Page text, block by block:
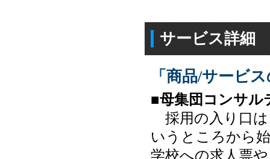
サービス詳細
「商品/サービ
■母集団コンサル
採用の入り口は
いうところから
学校への求人票